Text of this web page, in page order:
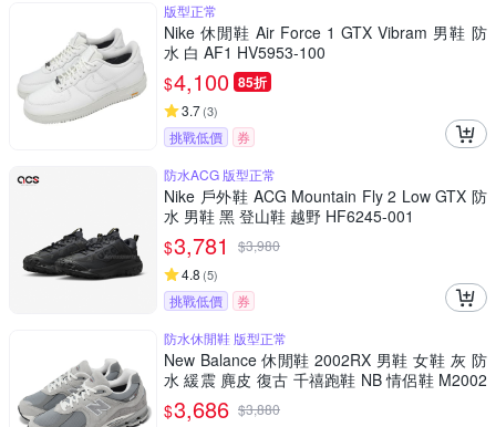
版型正常
Nike 休閒鞋 Air Force 1 GTX Vibram 男鞋 防
水 白 AF1 HV5953-100
$4,100 85折
3.7(3)
挑戰低價
券
防水ACG 版型正常
Nike 戶外鞋 ACG Mountain Fly 2 Low GTX 防
水 男鞋 黑 登山鞋 越野 HF6245-001
$3,781 $3,980
4.8 (5)
挑戰低價
券
防水休閒鞋 版型正常
New Balance 休閒鞋 2002RX 男鞋 女鞋 灰 防
水 緩震 麂皮 復古 千禧跑鞋 NB 情侶鞋 M2002
RXJ-D
$3,686 $3,880